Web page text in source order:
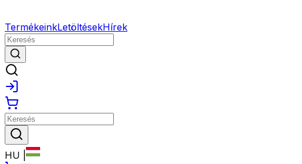
TermékeinkLetöltésekHírek
HU